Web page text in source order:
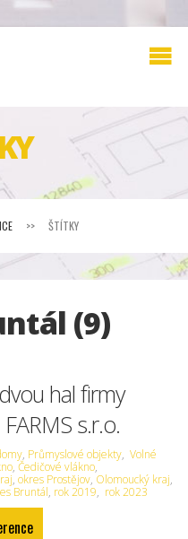
>> ŠTÍTKY
(9)
hal firmy
s.r.o.
, Průmyslové objekty, Volné
,Čedičové vlákno,
,okres Prostějov, Olomoucký kraj,
Bruntál, rok 2019, rok 2023